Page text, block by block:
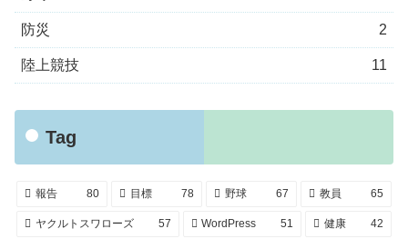
防災 2
陸上競技 11
Tag
報告 80 目標 78 野球 67 教員 65
ヤクルトスワローズ 57 WordPress 51 健康 42